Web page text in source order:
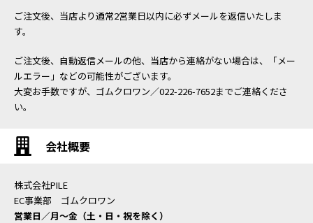
ご注文後、当店より通常2営業日以内に必ずメールを返信いたしま
す。
ご注文後、自動返信メールの他、当店から連絡がない場合は、「メー
ルエラー」などの可能性がございます。
大変お手数ですが、ゴムクロワン／022-226-7652までご連絡くださ
い。
会社概要
株式会社PILE
EC事業部 ゴムクロワン
営業日／月〜金（土・日・祝を除く）